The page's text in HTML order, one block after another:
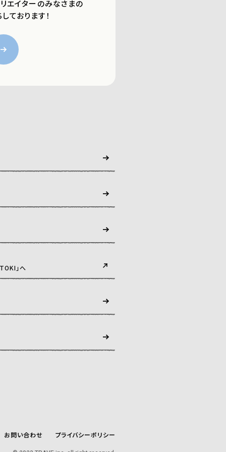
エイターのみなさまの
ております！
」へ
お問い合わせ プライバシーポリシー